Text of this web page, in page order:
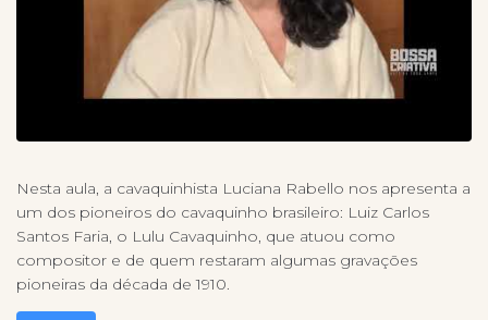
Nesta aula, a cavaquinhista Luciana Rabello nos apresenta a
um dos pioneiros do cavaquinho brasileiro: Luiz Carlos
Santos Faria, o Lulu Cavaquinho, que atuou como
compositor e de quem restaram algumas gravações
pioneiras da década de 1910.